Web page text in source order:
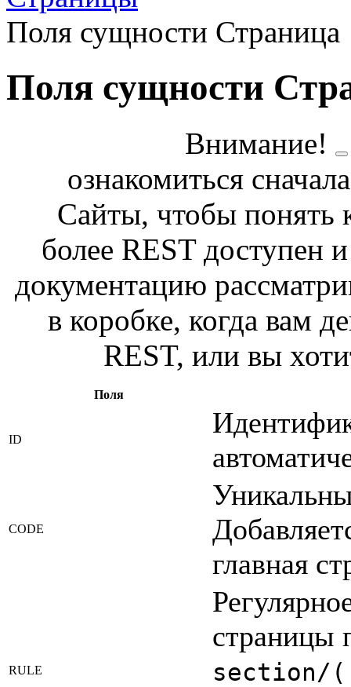
Поля сущности Страница
Поля сущности
Внимание!
ознакомиться
Сайты, чтобы понять
более REST доступен
документацию
в коробке, когда вам
REST, или вы
Поля
ID
CODE
главная
RULE
страницы
section/